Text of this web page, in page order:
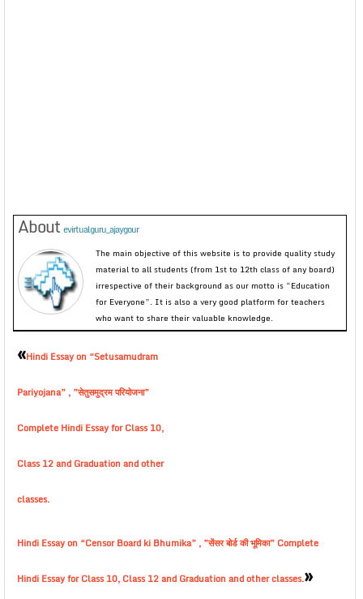
About evirtualguru_ajaygour
The main objective of this website is to provide quality study
material to all students (from 1st to 12th class of any board)
irrespective of their background as our motto is “Education
for Everyone”. It is also a very good platform for teachers
who want to share their valuable knowledge.
«Hindi Essay on “Setusamudram
Pariyojana” , ”सेतुसमुद्रम परियोजना”
Complete Hindi Essay for Class 10,
Class 12 and Graduation and other
classes.
Hindi Essay on “Censor Board ki Bhumika” , ”सेंसर बोर्ड की भूमिका” Complete
Hindi Essay for Class 10, Class 12 and Graduation and other classes.»